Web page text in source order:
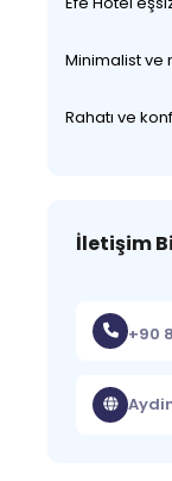
Minimalist ve
Rahatı ve
İletişim
+90